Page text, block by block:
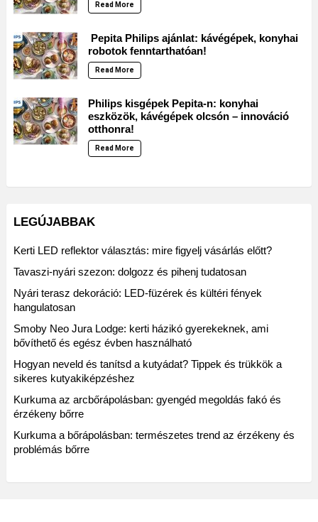
Read More
Pepita Philips ajánlat: kávégépek, konyhai
robotok fenntarthatóan!
Read More
Philips kisgépek Pepita-n: konyhai
eszközök, kávégépek olcsón – innováció
otthonra!
Read More
LEGÚJABBAK
Kerti LED reflektor választás: mire figyelj vásárlás előtt?
Tavaszi-nyári szezon: dolgozz és pihenj tudatosan
Nyári terasz dekoráció: LED-füzérek és kültéri fények
hangulatosan
Smoby Neo Jura Lodge: kerti házikó gyerekeknek, ami
bővíthető és egész évben használható
Hogyan neveld és tanítsd a kutyádat? Tippek és trükkök a
sikeres kutyakiképzéshez
Kurkuma az arcbőrápolásban: gyengéd megoldás fakó és
érzékeny bőrre
Kurkuma a bőrápolásban: természetes trend az érzékeny és
problémás bőrre